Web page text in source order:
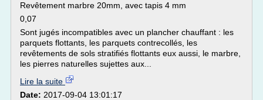
Revêtement marbre 20mm, avec tapis 4 mm
0,07
Sont jugés incompatibles avec un plancher chauffant : les
parquets flottants, les parquets contrecollés, les
revêtements de sols stratifiés flottants eux aussi, le marbre,
les pierres naturelles sujettes aux...
Lire la suite
Date: 2017-09-04 13:01:17